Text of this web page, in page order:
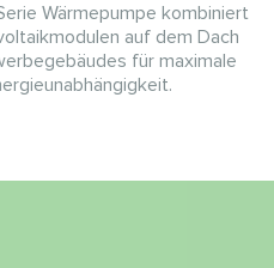
Wärmepumpe kombiniert
auf dem Dach
für maximale